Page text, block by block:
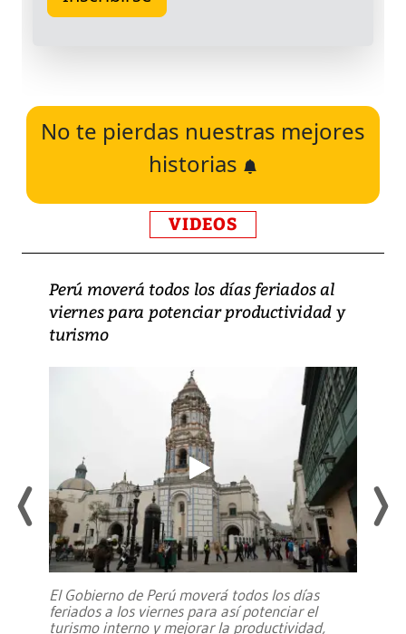
No te pierdas nuestras mejores
historias
VIDEOS
Perú moverá todos los días feriados al
viernes para potenciar productividad y
turismo
El Gobierno de Perú moverá todos los días
feriados a los viernes para así potenciar el
turismo interno y mejorar la productividad,